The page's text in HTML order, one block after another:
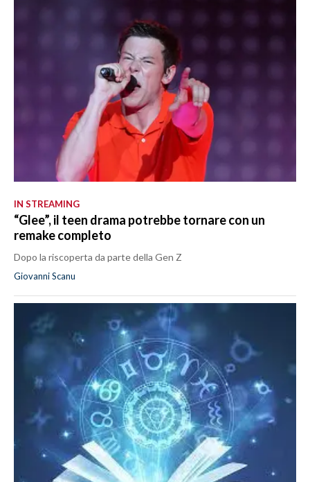
IN STREAMING
“Glee”, il teen drama potrebbe tornare con un
remake completo
Dopo la riscoperta da parte della Gen Z
Giovanni Scanu